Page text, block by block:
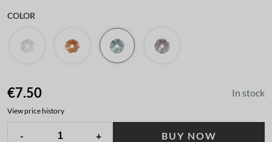
COLOR
€7.50 In stock
View price history
- + BUY NOW